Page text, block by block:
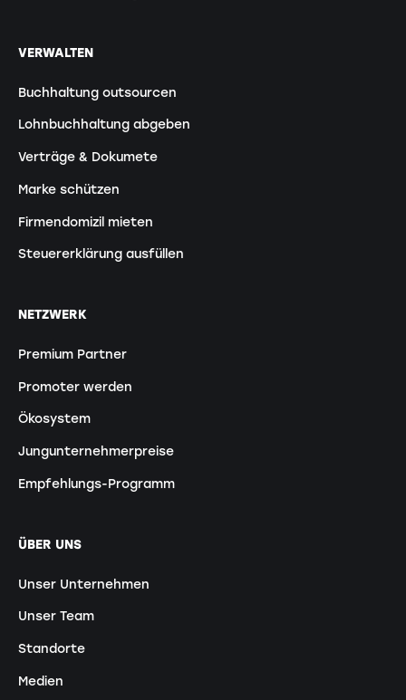
VERWALTEN
Buchhaltung outsourcen
Lohnbuchhaltung abgeben
Verträge & Dokumete
Marke schützen
Firmendomizil mieten
Steuererklärung ausfüllen
NETZWERK
Premium Partner
Promoter werden
Ökosystem
Jungunternehmerpreise
Empfehlungs-Programm
ÜBER UNS
Unser Unternehmen
Unser Team
Standorte
Medien